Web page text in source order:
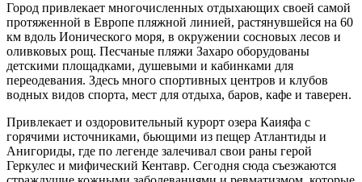
Город привлекает многочисленных отдыхающих своей самой
протяженной в Европе пляжной линией, растянувшейся на 60
км вдоль Ионического моря, в окружении сосновых лесов и
оливковых рощ. Песчаные пляжи Захаро оборудованы
детскими площадками, душевыми и кабинками для
переодевания. Здесь много спортивных центров и клубов
водных видов спорта, мест для отдыха, баров, кафе и таверен.
Привлекает и оздоровительный курорт озера Каияфа с
горячими источниками, бьющими из пещер Атлантиды и
Анигориды, где по легенде залечивал свои раны герой
Геркулес и мифический Кентавр. Сегодня сюда съезжаются